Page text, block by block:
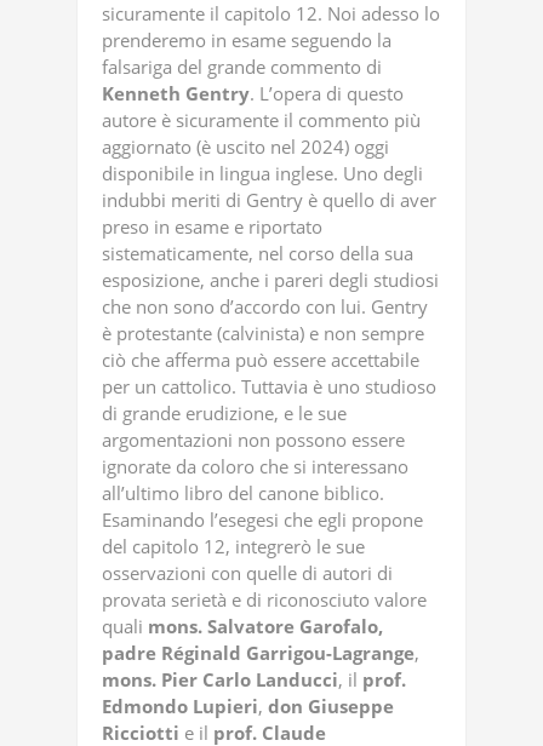
sicuramente il capitolo 12. Noi adesso lo
prenderemo in esame seguendo la
falsariga del grande commento di
Kenneth Gentry. L’opera di questo
autore è sicuramente il commento più
aggiornato (è uscito nel 2024) oggi
disponibile in lingua inglese. Uno degli
indubbi meriti di Gentry è quello di aver
preso in esame e riportato
sistematicamente, nel corso della sua
esposizione, anche i pareri degli studiosi
che non sono d’accordo con lui. Gentry
è protestante (calvinista) e non sempre
ciò che afferma può essere accettabile
per un cattolico. Tuttavia è uno studioso
di grande erudizione, e le sue
argomentazioni non possono essere
ignorate da coloro che si interessano
all’ultimo libro del canone biblico.
Esaminando l’esegesi che egli propone
del capitolo 12, integrerò le sue
osservazioni con quelle di autori di
provata serietà e di riconosciuto valore
quali mons. Salvatore Garofalo,
padre Réginald Garrigou-Lagrange,
mons. Pier Carlo Landucci, il prof.
Edmondo Lupieri, don Giuseppe
Ricciotti e il prof. Claude